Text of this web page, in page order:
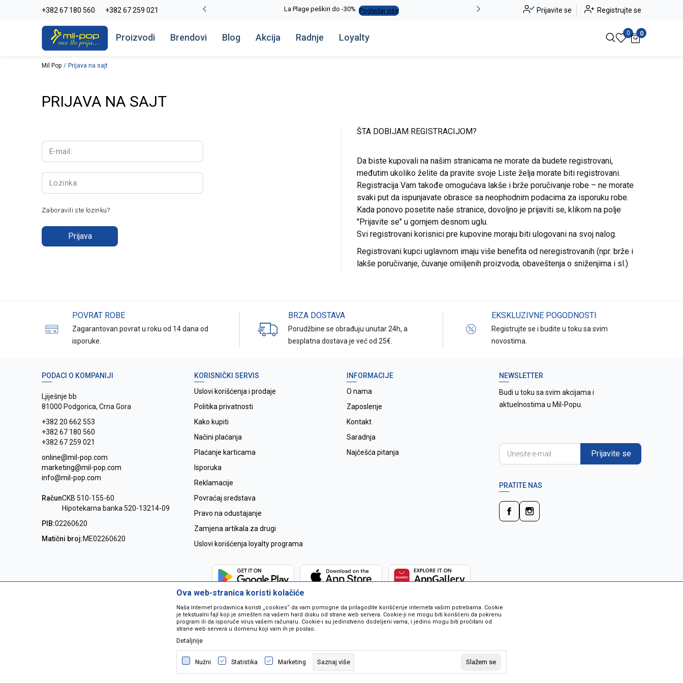
+382 67 180 560 +382 67 259 021
-20% na kompletan asortiman Pogledaj više La Plage peškiri do -30% Pogledaj više Alma Ras do -50% Pogledaj više
Prijavite se Registrujte se
Proizvodi Brendovi Blog Akcija Radnje Loyalty 0 0
Mil Pop Prijava na sajt
PRIJAVA NA SAJT
E-mail:
Lozinka:
Zaboravili ste lozinku?
Prijava
ŠTA DOBIJAM REGISTRACIJOM?
Da biste kupovali na našim stranicama ne morate da budete registrovani,
međutim ukoliko želite da pravite svoje Liste želja morate biti registrovani.
Registracija Vam takođe omogućava lakše i brže poručivanje robe – ne morate
svaki put da ispunjavate obrasce sa neophodnim podacima za isporuku robe.
Kada ponovo posetite naše stranice, dovoljno je prijaviti se, klikom na polje
"Prijavite se" u gornjem desnom uglu.
Svi registrovani korisnici pre kupovine moraju biti ulogovani na svoj nalog.
Registrovani kupci uglavnom imaju više benefita od neregistrovanih (npr. brže i
lakše poručivanje, čuvanje omiljenih proizvoda, obaveštenja o sniženjima i sl.)
POVRAT ROBE
Zagarantovan povrat u roku od 14 dana od
isporuke.
BRZA DOSTAVA
Porudžbine se obrađuju unutar 24h, a
besplatna dostava je već od 25€.
EKSKLUZIVNE POGODNOSTI
Registrujte se i budite u toku sa svim
novostima.
PODACI O KOMPANIJI
Ljiješnje bb
81000 Podgorica, Crna Gora
+382 20 662 553
+382 67 180 560
+382 67 259 021
online@mil-pop.com
marketing@mil-pop.com
info@mil-pop.com
RačunCKB 510-155-60
Hipotekarna banka 520-13214-09
PIB:02260620
Matični broj:ME02260620
KORISNIČKI SERVIS
Uslovi korišćenja i prodaje
Politika privatnosti
Kako kupiti
Načini plaćanja
Plaćanje karticama
Isporuka
Reklamacije
Povraćaj sredstava
Pravo na odustajanje
Zamjena artikala za drugi
Uslovi korišćenja loyalty programa
INFORMACIJE
O nama
Zaposlenje
Kontakt
Saradnja
Najčešća pitanja
NEWSLETTER
Budi u toku sa svim akcijama i
aktuelnostima u Mil-Popu.
Prijavite se
PRATITE NAS
Nastojimo da budemo što precizniji u opisu proizvoda, prikazu slika i samih cijena ali ne možemo garantovati da su sve informacije kompletne i bez
grešaka. Svi artikli na sajtu su dio naše ponude i ne podrazumjeva se da su dostupni u svakom trenutku. Raspoloživost robe možete provjeriti besplatnim
pozivom na broj 067259021.
©2026www.mil-pop.com, IzradaNB SOFT. Sva prava zadržana.
Ova web-stranica koristi kolačiće
Naša Internet prodavnica koristi „cookies“ da vam pomogne da prilagodite korišćenje interneta vašim potrebama. Cookie
je tekstualni fajl koji je smešten na vašem hard disku od strane web servera. Cookie-ji ne mogu biti korišćeni da pokrenu
program ili da isporuče virus vašem računaru. Cookie-i su jedinstveno dodeljeni vama, i jedino mogu biti pročitani od
strane web servera u domenu koji vam ih je poslao.
Detaljnije
Nužni Statistika Marketing Saznaj više Slažem se